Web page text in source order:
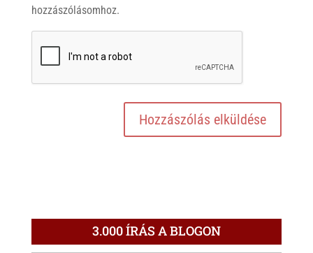
hozzászólásomhoz.
3.000 ÍRÁS A BLOGON